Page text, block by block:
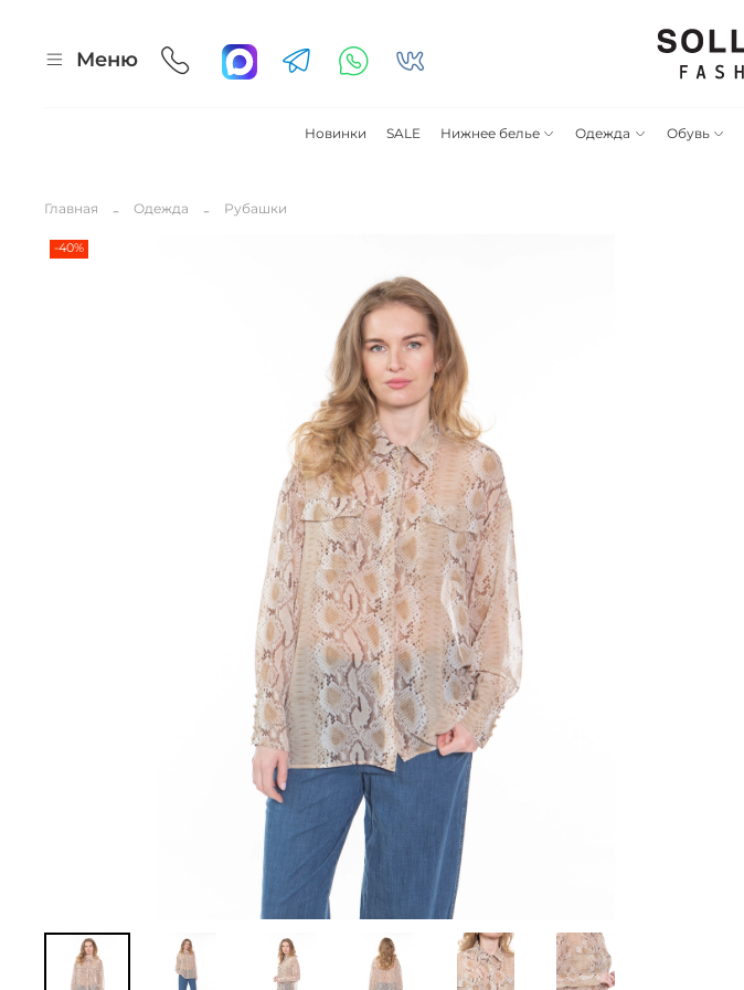
Меню
Новинки SALE Нижнее белье Одежда Обувь
Главная Одежда Рубашки
-40%